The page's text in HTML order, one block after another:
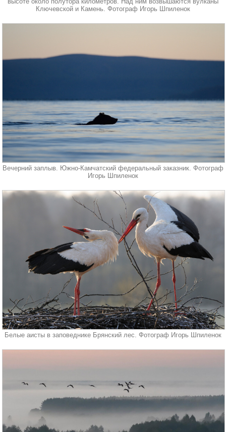
Ключевской и Камень. Фотограф Игорь Шпиленок
Вечерний заплыв. Южно-Камчатский федеральный заказник. Фотограф
Игорь Шпиленок
Белые аисты в заповеднике Брянский лес. Фотограф Игорь Шпиленок